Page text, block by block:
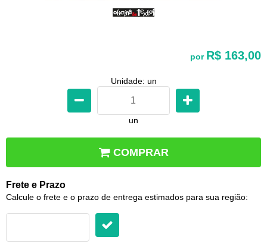
por R$ 163,00
Unidade: un
un
COMPRAR
Frete e Prazo
Calcule o frete e o prazo de entrega estimados para sua região: